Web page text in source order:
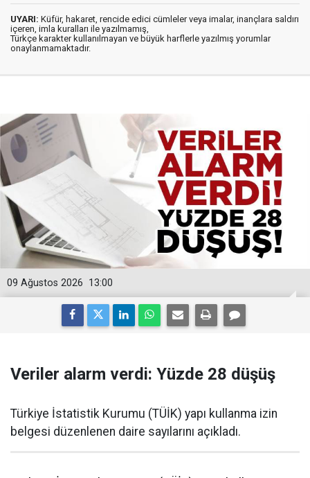
UYARI: Küfür, hakaret, rencide edici cümleler veya imalar, inançlara saldırı
içeren, imla kuralları ile yazılmamış,
Türkçe karakter kullanılmayan ve büyük harflerle yazılmış yorumlar
onaylanmamaktadır.
13:00
09 Ağustos 2026
Veriler alarm verdi: Yüzde 28 düşüş
Türkiye İstatistik Kurumu (TÜİK) yapı kullanma izin
belgesi düzenlenen daire sayılarını açıkladı.